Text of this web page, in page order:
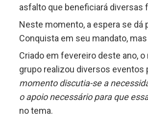
asfalto que beneficiará diversas
Neste momento, a espera se dá
Conquista em seu mandato,
Criado em fevereiro deste ano,
grupo realizou diversos eventos
momento discutia-se a
o apoio necessário para que
no tema.